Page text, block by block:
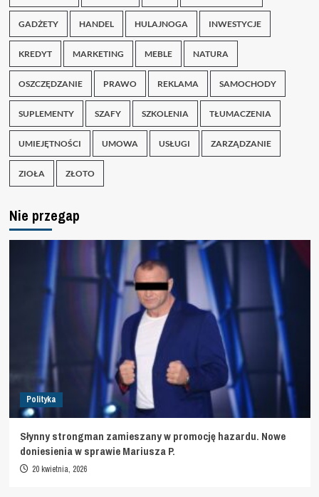
GADŻETY HANDEL HULAJNOGA INWESTYCJE
KREDYT MARKETING MEBLE NATURA
OSZCZĘDZANIE PRAWO REKLAMA SAMOCHODY
SUPLEMENTY SZAFY SZKOLENIA TŁUMACZENIA
UMIEJĘTNOŚCI UMOWA USŁUGI ZARZĄDZANIE
ZIOŁA ZŁOTO
Nie przegap
Polityka
Słynny strongman zamieszany w promocję hazardu. Nowe
doniesienia w sprawie Mariusza P.
20 kwietnia, 2026